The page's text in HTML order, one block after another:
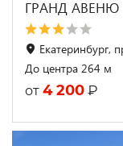
ГРАНД АВЕНЮ
Екатеринбург,
До центра 264 м
от 4 200 ₽